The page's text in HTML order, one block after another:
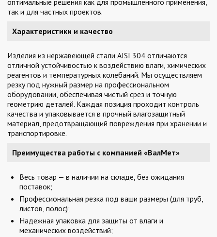
оптимальные решения как для промышленного применения,
так и для частных проектов.
Характеристики и качество
Изделия из нержавеющей стали AISI 304 отличаются
отличной устойчивостью к воздействию влаги, химических
реагентов и температурных колебаний. Мы осуществляем
резку под нужный размер на профессиональном
оборудовании, обеспечивая чистый срез и точную
геометрию деталей. Каждая позиция проходит контроль
качества и упаковывается в прочный влагозащитный
материал, предотвращающий повреждения при хранении и
транспортировке.
Преимущества работы с компанией «ВалМет»
Весь товар — в наличии на складе, без ожидания
поставок;
Профессиональная резка под ваши размеры (для труб,
листов, полос);
Надежная упаковка для защиты от влаги и
механических воздействий;